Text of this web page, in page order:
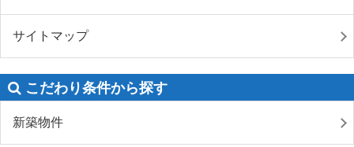
サイトマップ
こだわり条件から探す
新築物件